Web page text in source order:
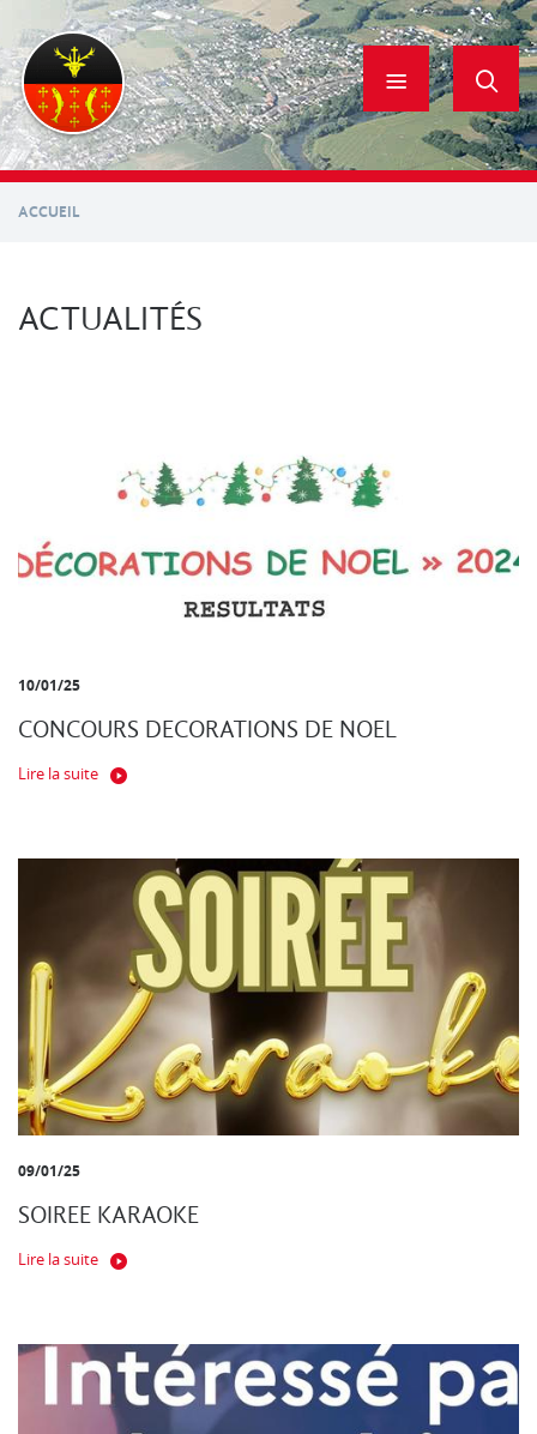
contenu
principal
ACCUEIL
ACTUALITÉS
10/01/25
CONCOURS DECORATIONS DE NOEL
Lire la suite
09/01/25
SOIREE KARAOKE
Lire la suite